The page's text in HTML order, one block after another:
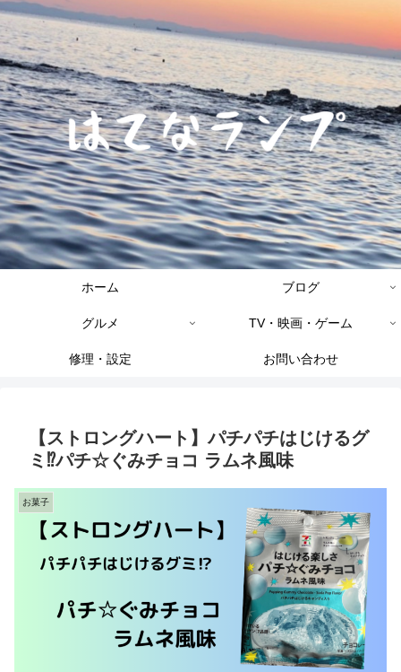
ホーム ブログ
グルメ TV・映画・ゲーム
修理・設定 お問い合わせ
【ストロングハート】パチパチはじけるグ
ミ⁉︎パチ☆ぐみチョコ ラムネ風味
お菓子